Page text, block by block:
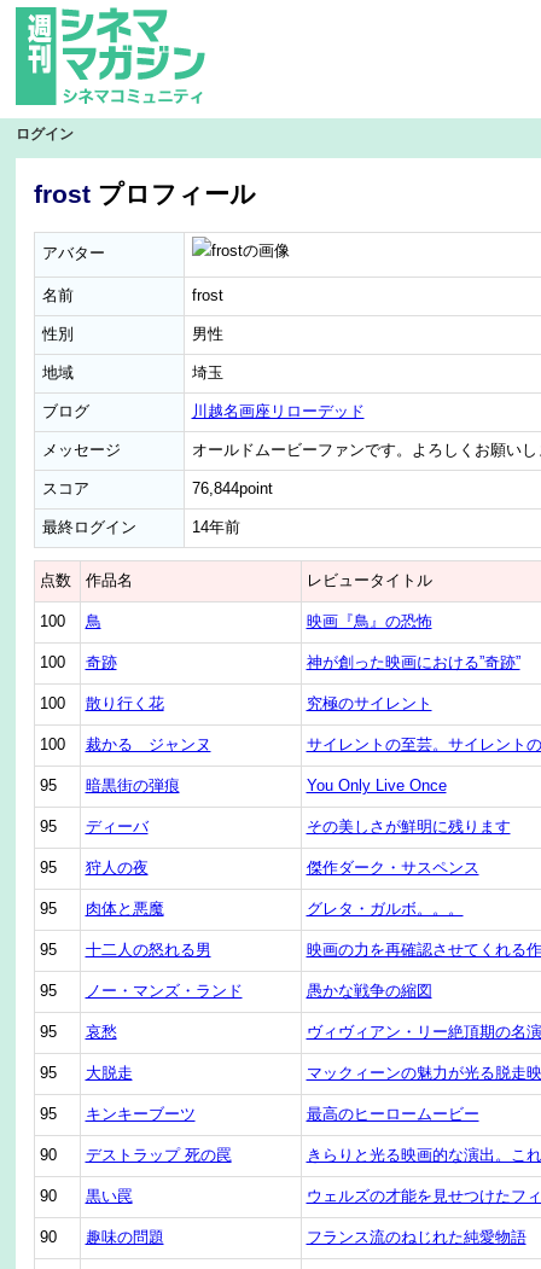
ログイン
frostプロフィール
アバター
名前 frost
性別 男性
地域 埼玉
ブログ 川越名画座リローデッド
メッセージ オールドムービーファンです。よろしくお願いし
スコア 76,844point
最終ログイン 14年前
点数 作品名 レビュータイトル
100 鳥 映画『鳥』の恐怖
100 奇跡 神が創った映画における”奇跡”
100 散り行く花 究極のサイレント
100 裁かるゝジャンヌ サイレントの至芸。サイレント
95 暗黒街の弾痕 You Only Live Once
95 ディーバ その美しさが鮮明に残ります
95 狩人の夜 傑作ダーク・サスペンス
95 肉体と悪魔 グレタ・ガルボ。。。
95 十二人の怒れる男 映画の力を再確認させてくれる
95 ノー・マンズ・ランド 愚かな戦争の縮図
95 哀愁 ヴィヴィアン・リー絶頂期の名演
95 大脱走 マックィーンの魅力が光る脱走
95 キンキーブーツ 最高のヒーロームービー
90 デストラップ 死の罠 きらりと光る映画的な演出。こ
90 黒い罠 ウェルズの才能を見せつけたフ
90 趣味の問題 フランス流のねじれた純愛物語